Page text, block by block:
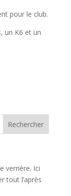
pour le club.
un K6 et un
verrière. Ici
tout l’après